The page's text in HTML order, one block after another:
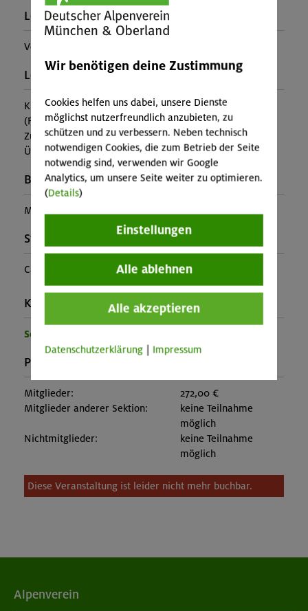
Leiter*in:
Verena Friedl
Leistung:
Kursleitung
(Falls nicht in den Leistungen inbegriffen, fallen
Zusatzkosten für z.B. An- und Abreise, Verpflegung,
Übernachtung oder Skipass an.)
Buchungscode:
MUC-26-0343
Stützpunkt:
Campingplatz ArcoSole
Kontakt Veranstalter:
Sektion München
Preise:
Mitglieder:
272,00 €
Mitglieder anderer Sektion:
keine Teilnahme
möglich
Nichtmitglieder:
keine Teilnahme
möglich
Diese Veranstaltung ist leider nicht mehr buchbar.
Alpenverein
Wir benötigen deine Zustimmung
Cookies helfen uns dabei, unsere Dienste
möglichst nutzerfreundlich anzubieten, zu
schützen und zu verbessern. Neben technisch
notwendigen Cookies, die zum Betrieb der Seite
notwendig sind, verwenden wir Google
Analytics, um unsere Seite weiter zu optimieren.
(Details)
Einstellungen
Alle ablehnen
Alle akzeptieren
Datenschutzerklärung Impressum